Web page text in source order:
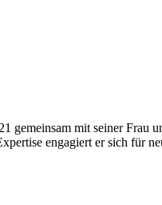
gemeinsam mit seiner Frau
engagiert er sich für